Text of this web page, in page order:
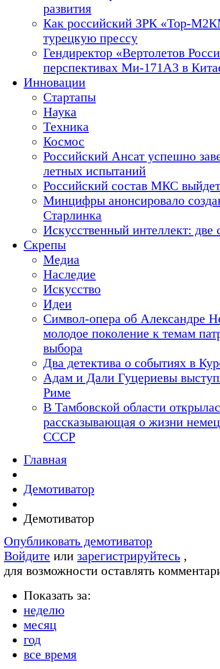
развития
Как российский ЗРК «Тор-
турецкую прессу
Гендиректор «Вертолетов
перспективах Ми-171А3 в
Инновации
Стартапы
Наука
Техника
Космос
Российский Ансат успешно
летных испытаний
Российский состав МКС
Минцифры анонсировало
Старлинка
Искусственный интеллект:
Скрепы
Медиа
Наследие
Искусство
Идеи
Символ-опера об Александре
молодое поколение к темам
выбора
Два детектива о событиях в
Адам и Дали Гуцериевы
Риме
В Тамбовской области
рассказывающая о жизни
СССР
Главная
Демотиватор
Демотиватор
Опубликовать демотиватор
Войдите или зарегистрируйтесь ,
для возможности оставлять
Показать за:
неделю
месяц
год
все время